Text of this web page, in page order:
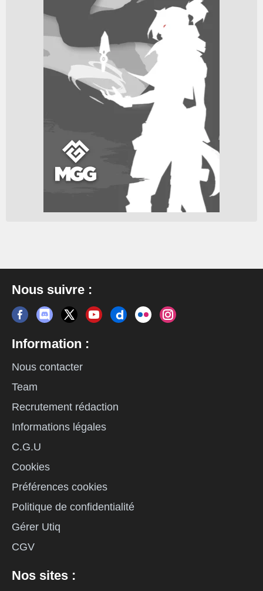
Nous suivre :
Information :
Nous contacter
Team
Recrutement rédaction
Informations légales
C.G.U
Cookies
Préférences cookies
Politique de confidentialité
Gérer Utiq
CGV
Nos sites :